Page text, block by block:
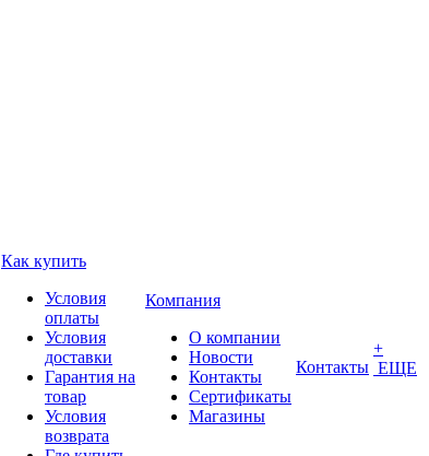
Как купить
Условия
оплаты
Условия
доставки
Гарантия на
товар
Условия
возврата
Компания
О компании
Новости
Контакты
Сертификаты
Магазины
Контакты
+
ЕЩЕ